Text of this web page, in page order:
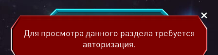
Для просмотра данного раздела требуется
авторизация.